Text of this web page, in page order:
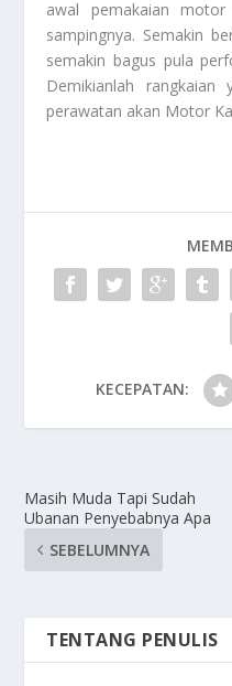
awal pemakaian
sampingnya. Semakin
semakin bagus pula
Demikianlah
perawatan akan Motor
KECEPATAN:
Masih Muda Tapi Sudah
Ubanan Penyebabnya Apa
SEBELUMNYA
TENTANG PENULIS